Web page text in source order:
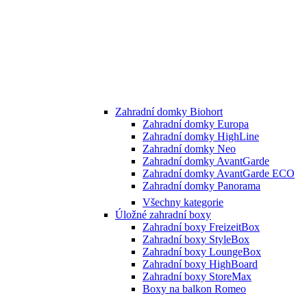
Zahradní domky Biohort
Zahradní domky Europa
Zahradní domky HighLine
Zahradní domky Neo
Zahradní domky AvantGarde
Zahradní domky AvantGarde ECO
Zahradní domky Panorama
Všechny kategorie
Úložné zahradní boxy
Zahradní boxy FreizeitBox
Zahradní boxy StyleBox
Zahradní boxy LoungeBox
Zahradní boxy HighBoard
Zahradní boxy StoreMax
Boxy na balkon Romeo